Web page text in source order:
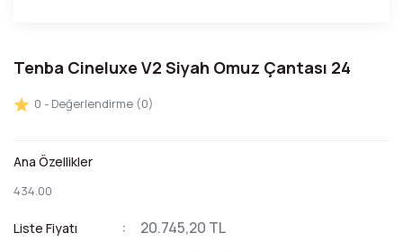
Tenba Cineluxe V2 Siyah Omuz Çantası 24
0 - Değerlendirme (0)
Ana Özellikler
434.00
Liste Fiyatı 20.745,20 TL